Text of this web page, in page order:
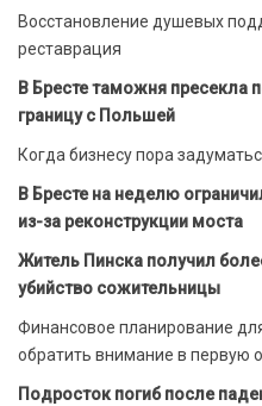
Восстановление душевых
реставрация
В Бресте таможня пресекла
границу с Польшей
Когда бизнесу пора
В Бресте на неделю
из-за реконструкции моста
Житель Пинска получил
убийство сожительницы
Финансовое планирование
обратить внимание в первую
Подросток погиб после